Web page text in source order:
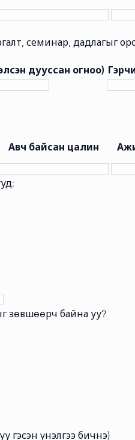
семинар, дадлагыг
дууссан огноо)
Авч байсан цалин
зөвшөөрч байна уу?
гэсэн үнэлгээ бичнэ)